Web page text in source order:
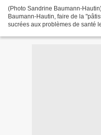
(Photo Sandrine Baumann-
Baumann-Hautin, faire de la
sucrées aux problèmes de santé